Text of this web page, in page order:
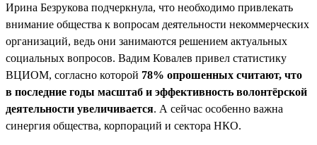
Ирина Безрукова подчеркнула, что необходимо привлекать
внимание общества к вопросам деятельности некоммерческих
организаций, ведь они занимаются решением актуальных
социальных вопросов. Вадим Ковалев привел статистику
ВЦИОМ, согласно которой 78% опрошенных считают, что
в последние годы масштаб и эффективность волонтёрской
деятельности увеличивается. А сейчас особенно важна
синергия общества, корпораций и сектора НКО.